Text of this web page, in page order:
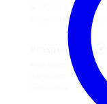
Mit Online
Angebote entdecken.
Prospekt-Welt